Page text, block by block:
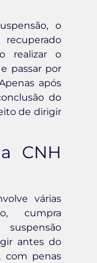
o
realizar o
passar por
após
do
de dirigir
CNH
várias
cumpra
antes do
com penas